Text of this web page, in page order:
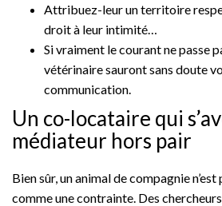
Attribuez-leur un territoire
droit à leur intimité…
Si vraiment le courant ne passe
vétérinaire sauront sans doute
communication.
Un co-locataire qui
médiateur hors pair
Bien sûr, un animal de compagnie
comme une contrainte. Des